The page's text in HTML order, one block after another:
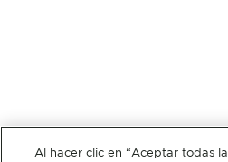
Al hacer clic en “Aceptar todas